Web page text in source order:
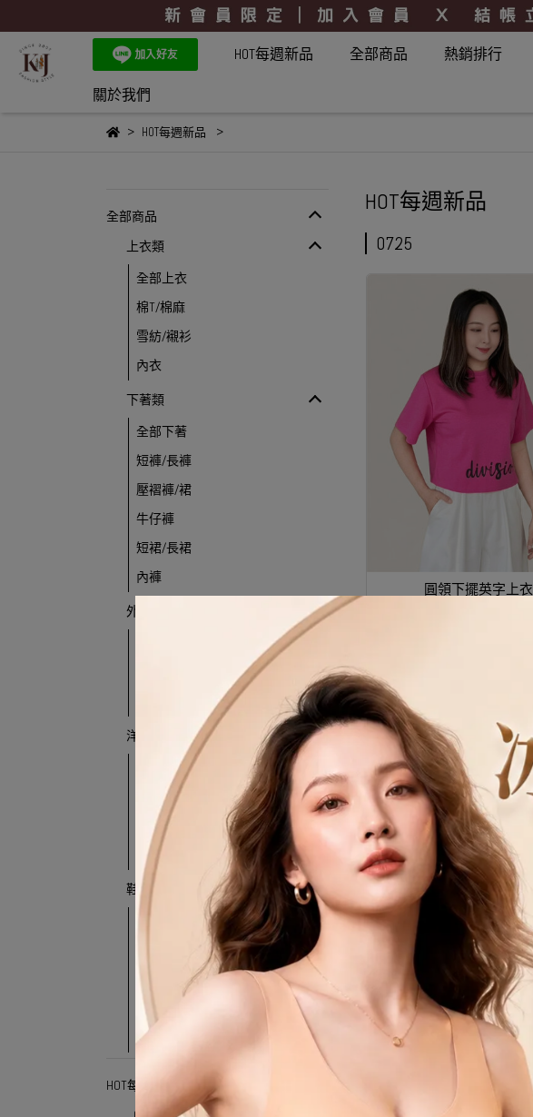
HOT每週新品 全部商品 熱銷排行
關於我們
HOT每週新品
全部商品
上衣類
全部上衣
棉T/棉麻
雪紡/襯衫
內衣
下著類
全部下著
短褲/長褲
壓褶褲/裙
牛仔褲
短裙/長裙
內褲
外套類
洋裝類
全部洋裝
長洋
壓褶洋裝
鞋子類
休閒鞋/厚底鞋/老爹鞋
高跟/低跟鞋
懶人鞋/拖鞋/涼鞋
娃娃鞋/樂福鞋
HOT每週新品
HOT每週新品
0725
圓領下擺英字上衣
0715
刺繡花卉紗裙
NT$1,490
NT$2,980